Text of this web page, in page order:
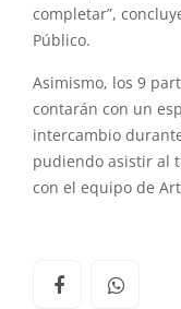
completar”,
Público.
Asimismo, los 9
contarán con un
intercambio
pudiendo asistir al
con el equipo de